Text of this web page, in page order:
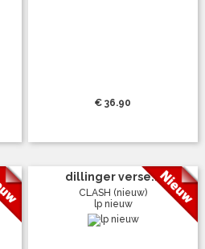
€ 36.90
dillinger verse...
CLASH (nieuw)
lp nieuw